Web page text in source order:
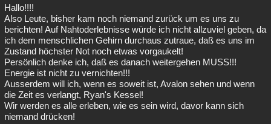
Hallo!!!!
Also Leute, bisher kam noch niemand zurück um es uns zu
berichten! Auf Nahtoderlebnisse würde ich nicht allzuviel geben, da
ich dem menschlichen Gehirn durchaus zutraue, daß es uns im
Zustand höchster Not noch etwas vorgaukelt!
Persönlich denke ich, daß es danach weitergehen MUSS!!!
Energie ist nicht zu vernichten!!!
Ausserdem will ich, wenn es soweit ist, Avalon sehen und wenn
die Zeit es verlangt, Ryan's Kessel!
Wir werden es alle erleben, wie es sein wird, davor kann sich
niemand drücken!